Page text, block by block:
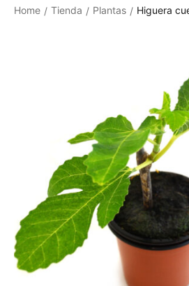
Home / Tienda / Plantas / Higuera